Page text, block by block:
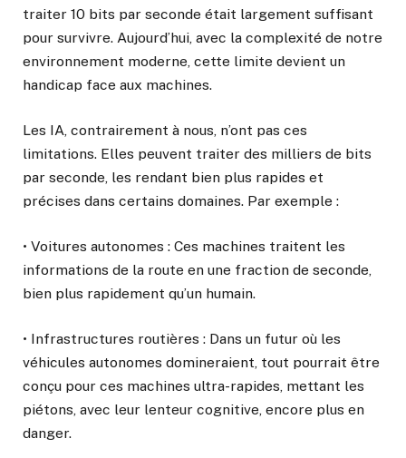
traiter 10 bits par seconde était largement suffisant
pour survivre. Aujourd’hui, avec la complexité de notre
environnement moderne, cette limite devient un
handicap face aux machines.
Les IA, contrairement à nous, n’ont pas ces
limitations. Elles peuvent traiter des milliers de bits
par seconde, les rendant bien plus rapides et
précises dans certains domaines. Par exemple :
• Voitures autonomes : Ces machines traitent les
informations de la route en une fraction de seconde,
bien plus rapidement qu’un humain.
• Infrastructures routières : Dans un futur où les
véhicules autonomes domineraient, tout pourrait être
conçu pour ces machines ultra-rapides, mettant les
piétons, avec leur lenteur cognitive, encore plus en
danger.